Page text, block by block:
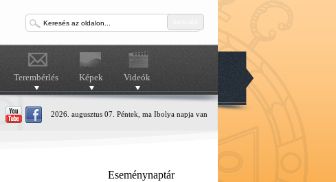
Terembérlés Képek Videók
2026. augusztus 07. Péntek, ma Ibolya napja van
Eseménynaptár